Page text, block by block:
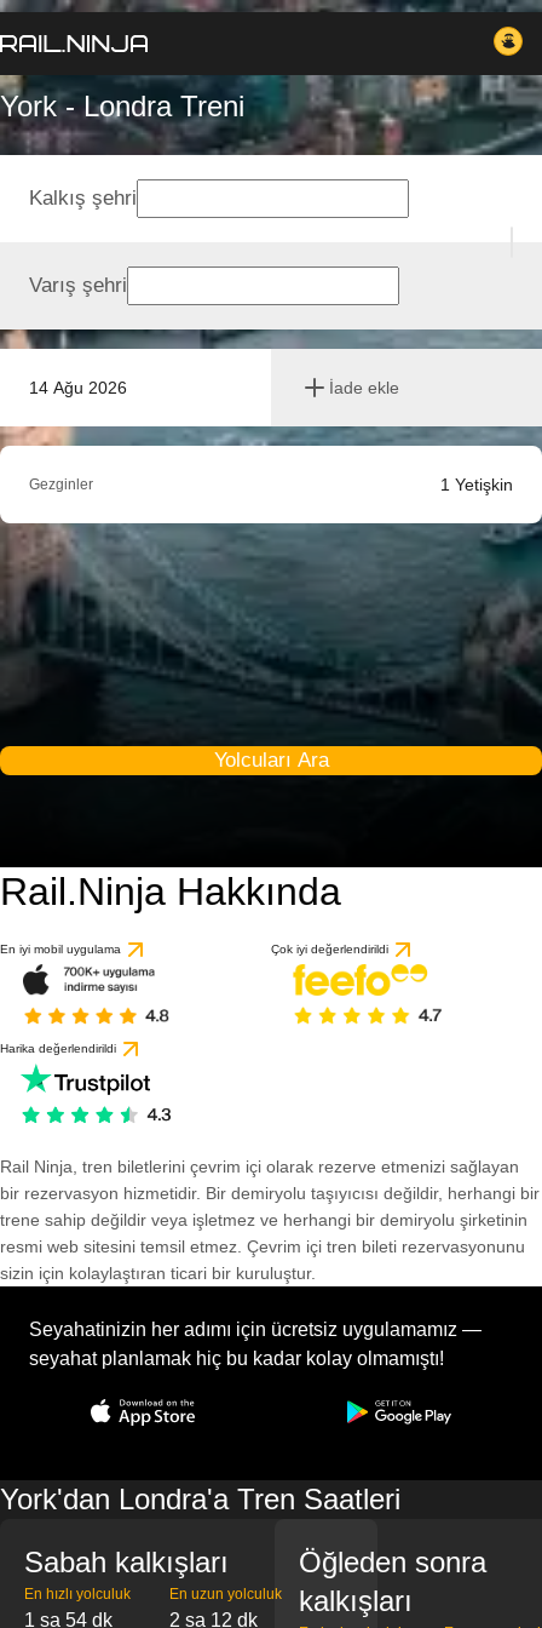
York - Londra Treni
14 Ağu 2026 İade ekle
Kalkış şehri
Varış şehri
Gezginler 1 Yetişkin
Yolcuları Ara
Rail.Ninja Hakkında
En iyi mobil uygulama Çok iyi değerlendirildi
Harika değerlendirildi
Rail Ninja, tren biletlerini çevrim içi olarak rezerve etmenizi sağlayan
bir rezervasyon hizmetidir. Bir demiryolu taşıyıcısı değildir, herhangi bir
trene sahip değildir veya işletmez ve herhangi bir demiryolu şirketinin
resmi web sitesini temsil etmez. Çevrim içi tren bileti rezervasyonunu
sizin için kolaylaştıran ticari bir kuruluştur.
Seyahatinizin her adımı için ücretsiz uygulamamız —
seyahat planlamak hiç bu kadar kolay olmamıştı!
York'dan Londra'a Tren Saatleri
Sabah kalkışları
En hızlı yolculuk
1 sa 54 dk
En uzun yolculuk
2 sa 12 dk
Öğleden sonra
kalkışları